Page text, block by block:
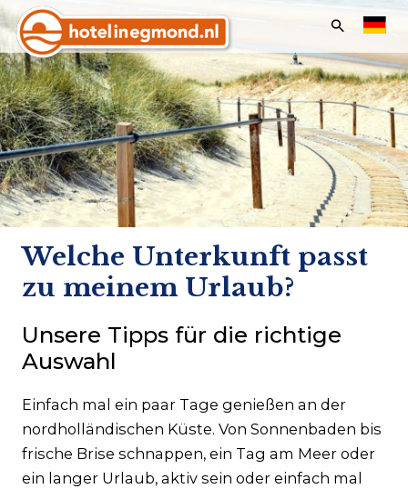
Frontend
search:
Übersicht
Hotels
Apartments
Angebote & Events
Last minutes
Kundenservice
Häufig gestellte Fragen
Business
Kontakt
Welche Unterkunft passt
zu meinem Urlaub?
Unsere Tipps für die richtige
Auswahl
Einfach mal ein paar Tage genießen an der
nordholländischen Küste. Von Sonnenbaden bis
frische Brise schnappen, ein Tag am Meer oder
ein langer Urlaub, aktiv sein oder einfach mal